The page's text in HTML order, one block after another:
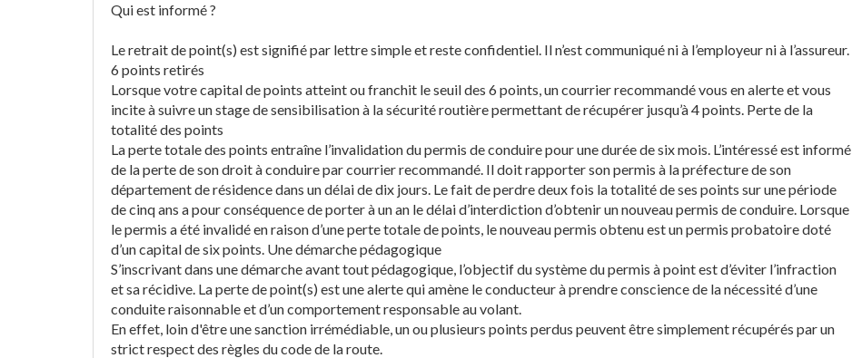
Qui est informé ?
Le retrait de point(s) est signifié par lettre simple et reste confidentiel. Il n’est communiqué ni à l’employeur ni à l’assureur.
6 points retirés
Lorsque votre capital de points atteint ou franchit le seuil des 6 points, un courrier recommandé vous en alerte et vous
incite à suivre un stage de sensibilisation à la sécurité routière permettant de récupérer jusqu’à 4 points. Perte de la
totalité des points
La perte totale des points entraîne l’invalidation du permis de conduire pour une durée de six mois. L’intéressé est informé
de la perte de son droit à conduire par courrier recommandé. Il doit rapporter son permis à la préfecture de son
département de résidence dans un délai de dix jours. Le fait de perdre deux fois la totalité de ses points sur une période
de cinq ans a pour conséquence de porter à un an le délai d’interdiction d’obtenir un nouveau permis de conduire. Lorsque
le permis a été invalidé en raison d’une perte totale de points, le nouveau permis obtenu est un permis probatoire doté
d’un capital de six points. Une démarche pédagogique
S’inscrivant dans une démarche avant tout pédagogique, l’objectif du système du permis à point est d’éviter l’infraction
et sa récidive. La perte de point(s) est une alerte qui amène le conducteur à prendre conscience de la nécessité d’une
conduite raisonnable et d’un comportement responsable au volant.
En effet, loin d'être une sanction irrémédiable, un ou plusieurs points perdus peuvent être simplement récupérés par un
strict respect des règles du code de la route.